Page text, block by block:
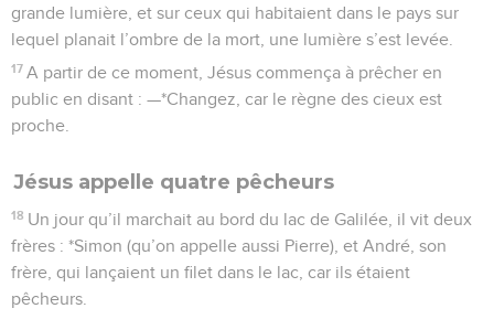
20 Ils abandonnèrent aussitôt leurs filets et le suivirent.
*Jacques, fils de Zébédée, et Jean, son frère. Ils étaient dans
leur barque avec Zébédée, leur père, et ils réparaient leurs
filets. Il les appela
et le suivirent.
Jésus enseigne et guérit
Jésus faisait le tour de toute la Galilée, il enseignait dans